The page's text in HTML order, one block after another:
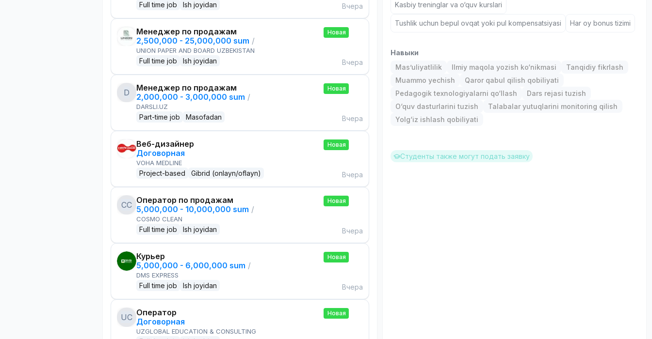
Full time job Ish joyidan Вчера
Менеджер по продажам
2,500,000 - 25,000,000 sum /
UNION PAPER AND BOARD UZBEKISTAN
Full time job Ish joyidan
Новая
Вчера
D
Менеджер по продажам
2,000,000 - 3,000,000 sum /
DARSLI.UZ
Part-time job Masofadan
Новая
Вчера
Веб-дизайнер
Договорная
VOHA MEDLINE
Project-based Gibrid (onlayn/oflayn)
Новая
Вчера
CC Оператор по продажам
5,000,000 - 10,000,000 sum /
COSMO CLEAN
Full time job Ish joyidan
Новая
Вчера
Курьер
5,000,000 - 6,000,000 sum /
DMS EXPRESS
Full time job Ish joyidan
Новая
Вчера
UC Оператор
Договорная
UZGLOBAL EDUCATION & CONSULTING
Новая
Kasbiy treninglar va o‘quv kurslari
Tushlik uchun bepul ovqat yoki pul kompensatsiyasi Har oy bonus tizimi
Навыки
Mas’uliyatlilik
Ilmiy maqola yozish ko‘nikmasi
Tanqidiy fikrlash
Muammo yechish
Qaror qabul qilish qobiliyati
Pedagogik texnologiyalarni qo‘llash
Dars rejasi tuzish
O‘quv dasturlarini tuzish
Talabalar yutuqlarini monitoring qilish
Yolg‘iz ishlash qobiliyati
Студенты также могут подать заявку